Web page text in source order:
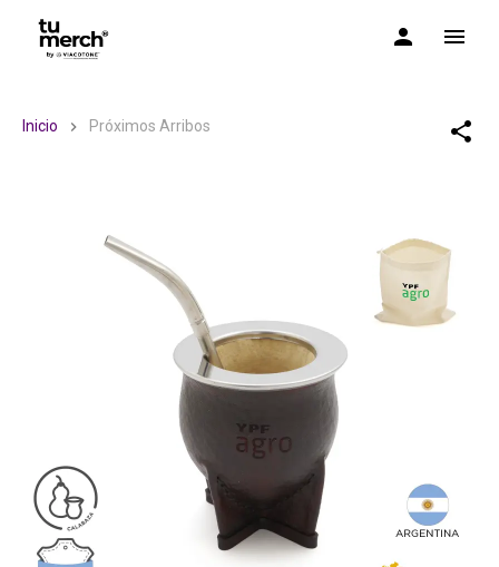
TuMerch by Via Cotone
Inicio Próximos Arribos